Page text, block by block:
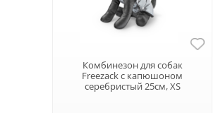
Комбинезон для собак
Freezack с капюшоном
серебристый 25см, ХS